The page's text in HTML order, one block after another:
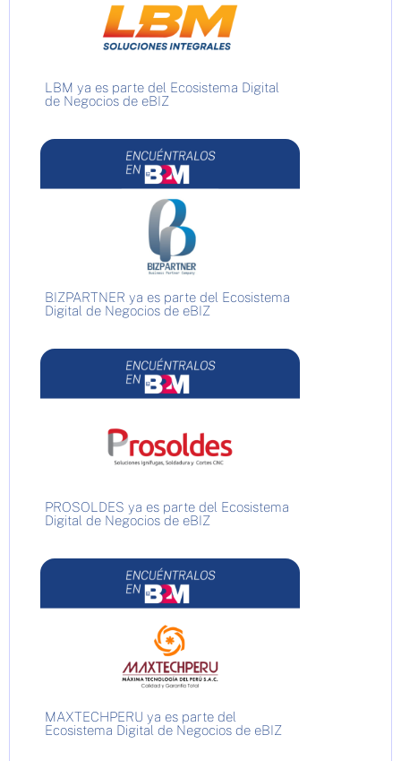
LBM ya es parte del Ecosistema Digital
de Negocios de eBIZ
BIZPARTNER ya es parte del Ecosistema
Digital de Negocios de eBIZ
PROSOLDES ya es parte del Ecosistema
Digital de Negocios de eBIZ
MAXTECHPERU ya es parte del
Ecosistema Digital de Negocios de eBIZ